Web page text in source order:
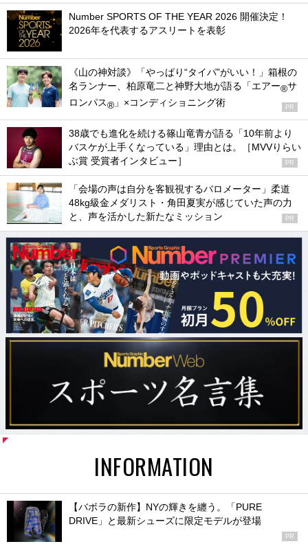
Number SPORTS OF THE YEAR 2026 開催決定！
2026年を代表するアスリートを表彰
《山の神対談》「やっぱり“タイパ”がいい！」箱根の
名ランナー、柏原竜二と神野大地が語る「エアー®サ
ロンパス® 」×コンディショニング術 PR
38歳でも進化を続ける篠山竜青が語る「10年前より
バスケが上手くなっている」理由とは。［MVVりらい
ぶ賞 受賞者インタビュー］
PR
「会場の声は自分を客観視するバロメーター」柔道
48kg級金メダリスト・角田夏実が感じていた声の力
と、声を活かした新たなミッション
PR
INFORMATION
【バボラの新作】NYの輝きを纏う。「PURE
DRIVE」と最新シューズに限定モデルが登場
PR